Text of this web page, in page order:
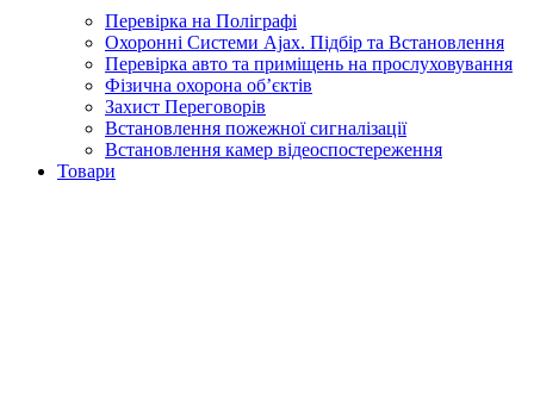
Перевірка на Поліграфі
Охоронні Системи Ajax. Підбір та Встановлення
Перевірка авто та приміщень на прослуховування
Фізична охорона об’єктів
Захист Переговорів
Встановлення пожежної сигналізації
Встановлення камер відеоспостереження
Товари